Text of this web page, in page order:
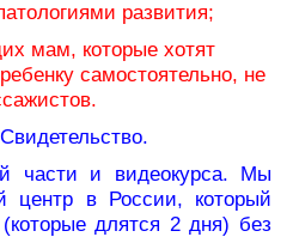
развития;
мам, которые хотят
самостоятельно, не
части и видеокурса. Мы
центр в России, который
длятся 2 дня) без